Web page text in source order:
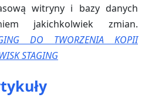
witryny i bazy danych
jakichkolwiek zmian.
DO TWORZENIA KOPII
STAGING